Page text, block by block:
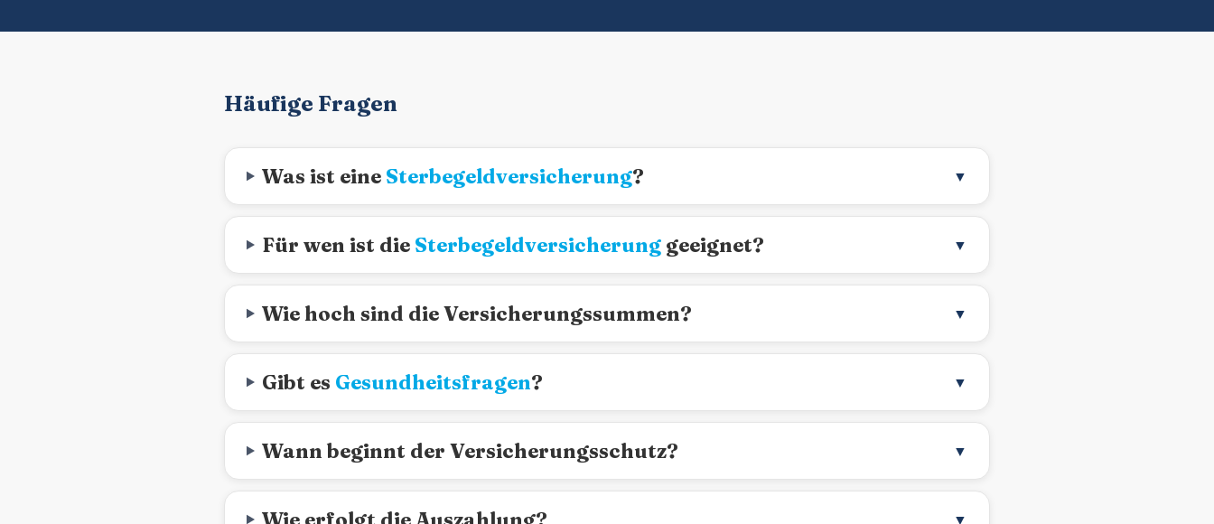
Häufige Fragen
Was ist eine Sterbegeldversicherung? ▼
Für wen ist die Sterbegeldversicherunggeeignet? ▼
Wie hoch sind die Versicherungssummen? ▼
Gibt es Gesundheitsfragen? ▼
Wann beginnt der Versicherungsschutz? ▼
▼